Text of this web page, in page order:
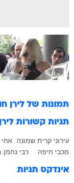
תמונות של לירן
תגיות קשורות
עירוני קרית שמונה אחי
מכבי חיפה
רבי
אינדקס תגיות